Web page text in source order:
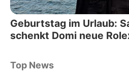
Geburtstag im Urlaub:
schenkt Domi neue
Top News